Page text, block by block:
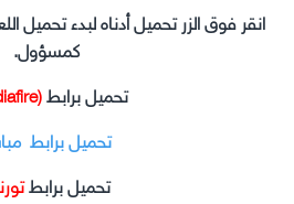
انقر فوق الزر تحميل أدناه لبدء تحميل
كمسؤول.
تحميل برابط(Mediafire)
تحميل برابط
تحميل برابط